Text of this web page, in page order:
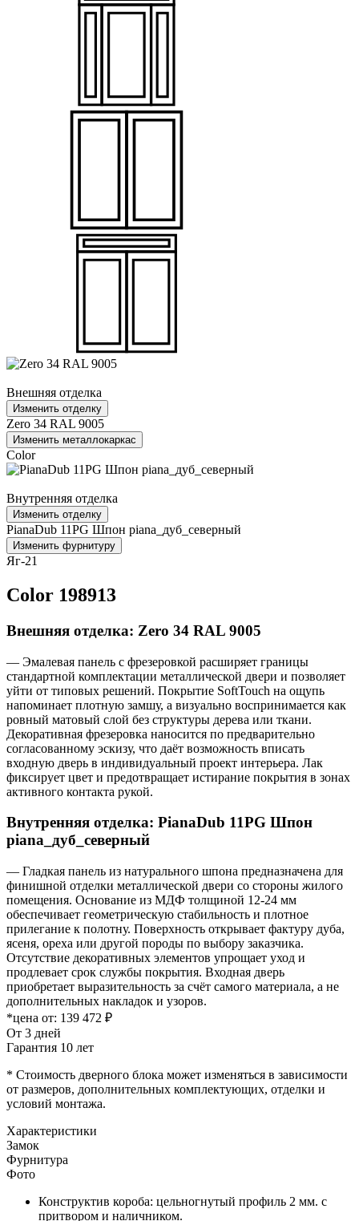
Внешняя отделка
Изменить отделку
Zero 34 RAL 9005
Изменить металлокаркас
Color
Внутренняя отделка
Изменить отделку
PianaDub 11PG Шпон piana_дуб_северный
Изменить фурнитуру
Яг-21
Color 198913
Внешняя отделка: Zero 34 RAL 9005
— Эмалевая панель с фрезеровкой расширяет границы
стандартной комплектации металлической двери и позволяет
уйти от типовых решений. Покрытие SoftTouch на ощупь
напоминает плотную замшу, а визуально воспринимается как
ровный матовый слой без структуры дерева или ткани.
Декоративная фрезеровка наносится по предварительно
согласованному эскизу, что даёт возможность вписать
входную дверь в индивидуальный проект интерьера. Лак
фиксирует цвет и предотвращает истирание покрытия в зонах
активного контакта рукой.
Внутренняя отделка: PianaDub 11PG Шпон
piana_дуб_северный
— Гладкая панель из натурального шпона предназначена для
финишной отделки металлической двери со стороны жилого
помещения. Основание из МДФ толщиной 12-24 мм
обеспечивает геометрическую стабильность и плотное
прилегание к полотну. Поверхность открывает фактуру дуба,
ясеня, ореха или другой породы по выбору заказчика.
Отсутствие декоративных элементов упрощает уход и
продлевает срок службы покрытия. Входная дверь
приобретает выразительность за счёт самого материала, а не
дополнительных накладок и узоров.
*цена от: 139 472 ₽
От 3 дней
Гарантия 10 лет
* Стоимость дверного блока может изменяться в зависимости
от размеров, дополнительных комплектующих, отделки и
условий монтажа.
Характеристики
Замок
Фурнитура
Фото
Конструктив короба: цельногнутый профиль 2 мм. с
притвором и наличником.